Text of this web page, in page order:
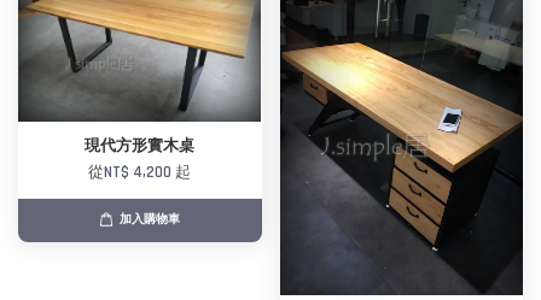
現代方形實木桌
從NT$ 4,200 起
加入購物車